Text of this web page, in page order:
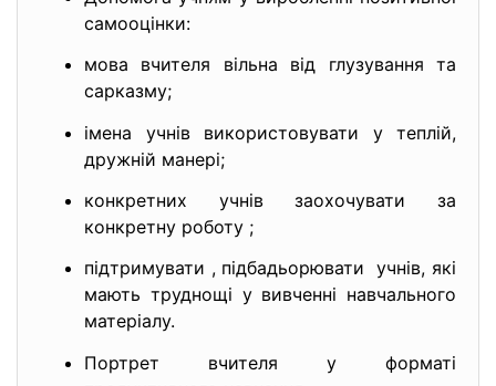
самооцінки:
мова вчителя вільна від глузування та
сарказму;
імена учнів використовувати у теплій,
дружній манері;
конкретних учнів заохочувати за
конкретну роботу ;
підтримувати , підбадьорювати учнів, які
мають труднощі у вивченні навчального
матеріалу.
Портрет вчителя у форматі